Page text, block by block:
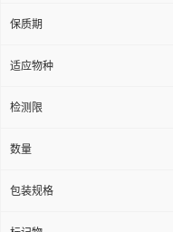
数量
包装规格
标记物
纯度
样本
应用